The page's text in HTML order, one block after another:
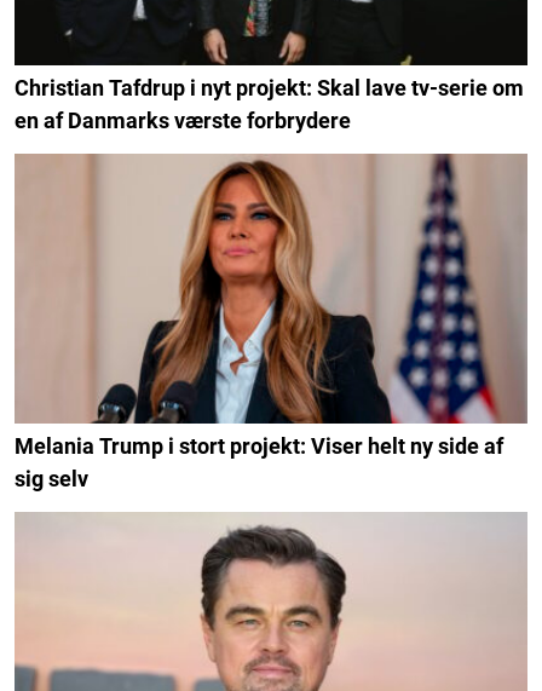
Christian Tafdrup i nyt projekt: Skal lave tv-serie om
en af Danmarks værste forbrydere
Melania Trump i stort projekt: Viser helt ny side af
sig selv